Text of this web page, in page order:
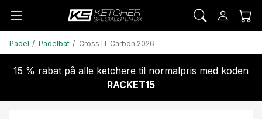
Padel Padelbat Cross IT Carbon 2026
15 % rabat på alle ketchere til normalpris med koden
RACKET15